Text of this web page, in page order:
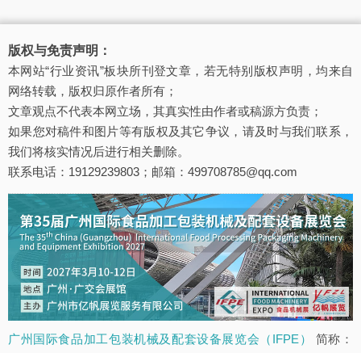
版权与免责声明：
本网站“行业资讯”板块所刊登文章，若无特别版权声明，均来自
网络转载，版权归原作者所有；
文章观点不代表本网立场，其真实性由作者或稿源方负责；
如果您对稿件和图片等有版权及其它争议，请及时与我们联系，
我们将核实情况后进行相关删除。
联系电话：19129239803；邮箱：499708785@qq.com
广州国际食品加工包装机械及配套设备展览会（IFPE）
简称：